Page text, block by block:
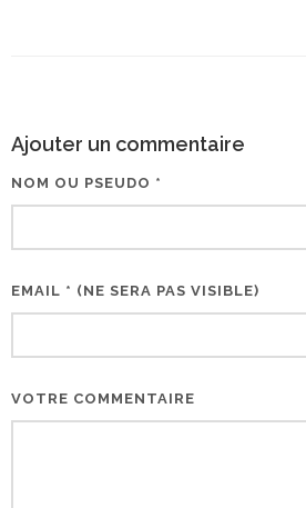
Ajouter un commentaire
NOM OU PSEUDO *
EMAIL * (NE SERA PAS VISIBLE)
VOTRE COMMENTAIRE